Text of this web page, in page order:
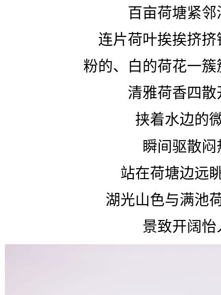
百亩荷塘紧邻
连片荷叶挨挨挤挤
粉的、白的荷花一
清雅荷香四散
挟着水边的
瞬间驱散闷
站在荷塘边远
湖光山色与满池
景致开阔怡